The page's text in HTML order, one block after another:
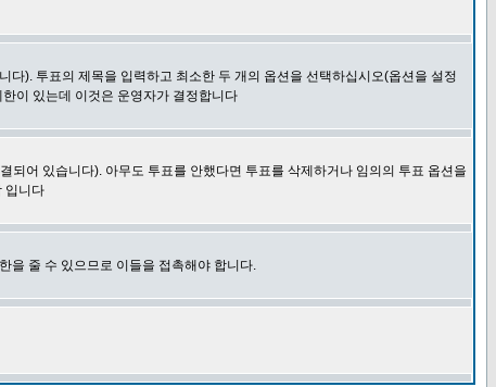
). 투표의 제목을 입력하고 최소한 두 개의 옵션을 선택하십시오(옵션을 설정
이 있는데 이것은 운영자가 결정합니다
어 있습니다). 아무도 투표를 안했다면 투표를 삭제하거나 임의의 투표 옵션을
입니다
을 줄 수 있으므로 이들을 접촉해야 합니다.